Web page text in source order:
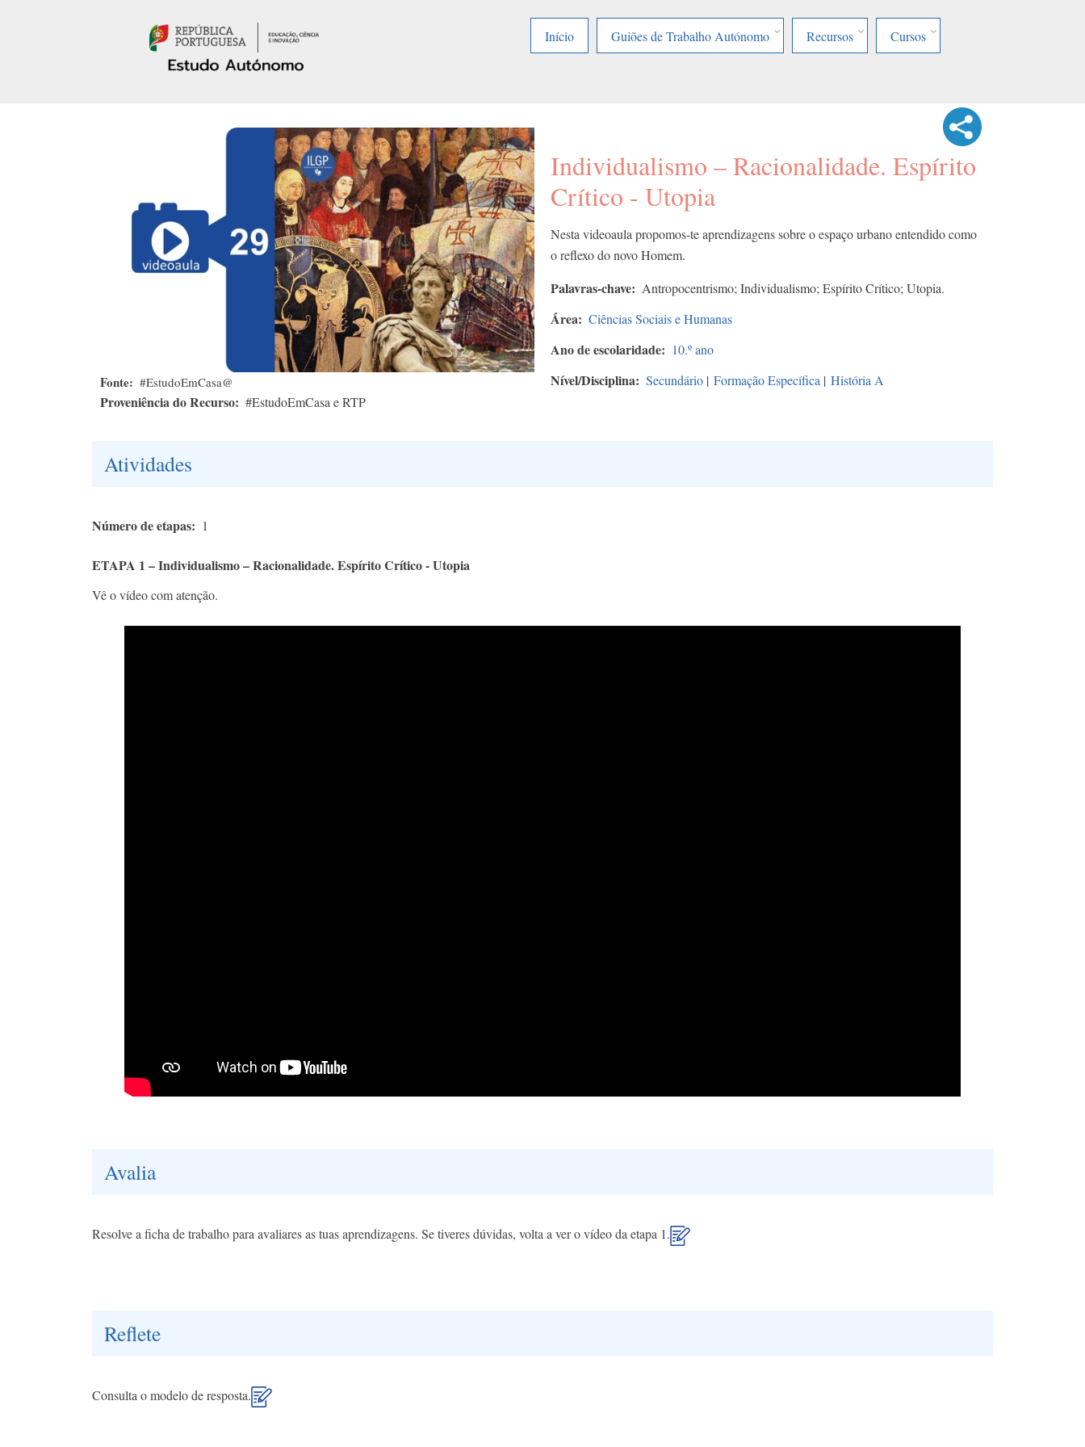
Início
Guiões de Trabalho Autónomo Recursos Cursos
Fonte #EstudoEmCasa@
Proveniência do Recurso #EstudoEmCasa e RTP
Individualismo – Racionalidade. Espírito
Crítico - Utopia
Nesta videoaula propomos-te aprendizagens sobre o espaço urbano entendido como
o reflexo do novo Homem.
Palavras-chave Antropocentrismo; Individualismo; Espírito Crítico; Utopia.
Área Ciências Sociais e Humanas
Ano de escolaridade 10.º ano
Nível/Disciplina Secundário | Formação Específica | História A
Atividades
Número de etapas 1
ETAPA 1 – Individualismo – Racionalidade. Espírito Crítico - Utopia
Vê o vídeo com atenção.
Avalia
Resolve a ficha de trabalho para avaliares as tuas aprendizagens. Se tiveres dúvidas, volta a ver o vídeo da etapa 1.
Reflete
Consulta o modelo de resposta.